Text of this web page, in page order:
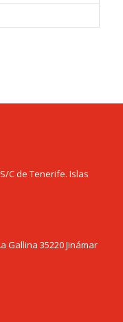
C de Tenerife. Islas
Gallina 35220 Jinámar